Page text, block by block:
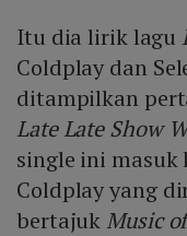
Itu dia lirik lagu
Coldplay dan
ditampilkan
Late Late Show
single ini
Coldplay yang
bertajuk Music